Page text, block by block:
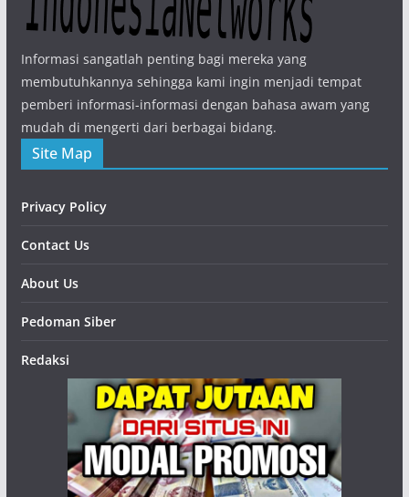
Informasi sangatlah penting bagi mereka yang
membutuhkannya sehingga kami ingin menjadi tempat
pemberi informasi-informasi dengan bahasa awam yang
mudah di mengerti dari berbagai bidang.
Site Map
Privacy Policy
Contact Us
About Us
Pedoman Siber
Redaksi